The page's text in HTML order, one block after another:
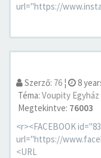
url="https://
Szerző: 76 ¦ 8
Téma: Voupity Egyház
Megtekintve: 76003
<r><FACEBOOK
url="https://
<URL